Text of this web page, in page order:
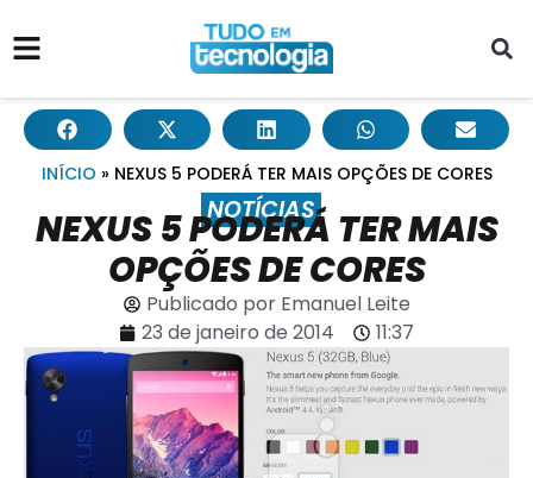
INÍCIO » NEXUS 5 PODERÁ TER MAIS OPÇÕES DE CORES
NOTÍCIAS
NEXUS 5 PODERÁ TER MAIS
OPÇÕES DE CORES
Publicado porEmanuel Leite
23 de janeiro de 2014
11:37